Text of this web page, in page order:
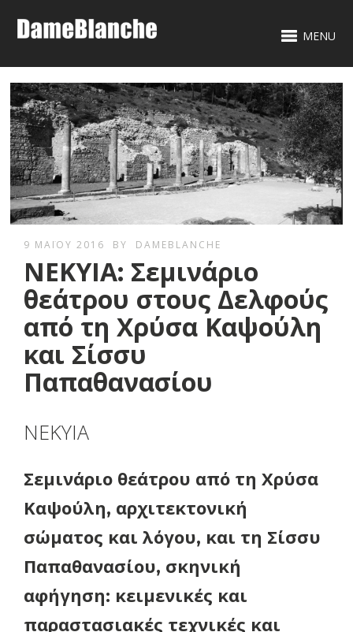
MENU
9 ΜΑΪ́ΟΥ 2016 BY DAMEBLANCHE
ΝΕΚΥΙΑ: Σεμινάριο
θεάτρου στους Δελφούς
από τη Χρύσα Καψούλη
και Σίσσυ
Παπαθανασίου
ΝΕΚΥΙΑ
Σεμινάριο θεάτρου από τη Χρύσα
Καψούλη, αρχιτεκτονική
σώματος και λόγου, και τη Σίσσυ
Παπαθανασίου, σκηνική
αφήγηση: κειμενικές και
παραστασιακές τεχνικές και